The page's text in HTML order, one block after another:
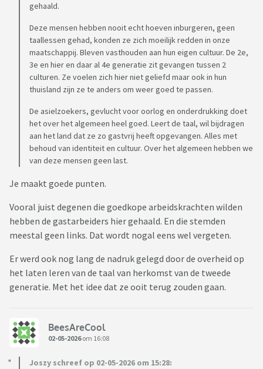
gehaald.
Deze mensen hebben nooit echt hoeven inburgeren, geen
taallessen gehad, konden ze zich moeilijk redden in onze
maatschappij. Bleven vasthouden aan hun eigen cultuur. De 2e,
3e en hier en daar al 4e generatie zit gevangen tussen 2
culturen. Ze voelen zich hier niet geliefd maar ook in hun
thuisland zijn ze te anders om weer goed te passen.
De asielzoekers, gevlucht voor oorlog en onderdrukking doet
het over het algemeen heel goed. Leert de taal, wil bijdragen
aan het land dat ze zo gastvrij heeft opgevangen. Alles met
behoud van identiteit en cultuur. Over het algemeen hebben we
van deze mensen geen last.
Je maakt goede punten.
Vooral juist degenen die goedkope arbeidskrachten wilden
hebben de gastarbeiders hier gehaald. En die stemden
meestal geen links. Dat wordt nogal eens wel vergeten.
Er werd ook nog lang de nadruk gelegd door de overheid op
het laten leren van de taal van herkomst van de tweede
generatie. Met het idee dat ze ooit terug zouden gaan.
BeesAreCool
02-05-2026om 16:08
Joszy schreef op 02-05-2026 om 15:28: